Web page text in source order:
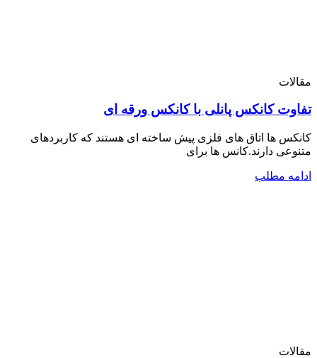
مقالات
تفاوت کانکس پانلی با کانکس ورقه ای
کانکس ها اتاق های فلزی پیش ساخته ای هستند که کاربردهای
متنوعی دارند.کانس ها برای
ادامه مطلب
مقالات